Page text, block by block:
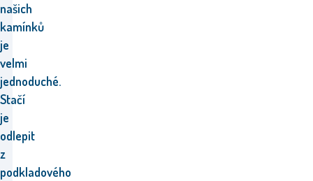
našich
kamínků
je
velmi
jednoduché.
Stačí
je
odlepit
z
podkladového